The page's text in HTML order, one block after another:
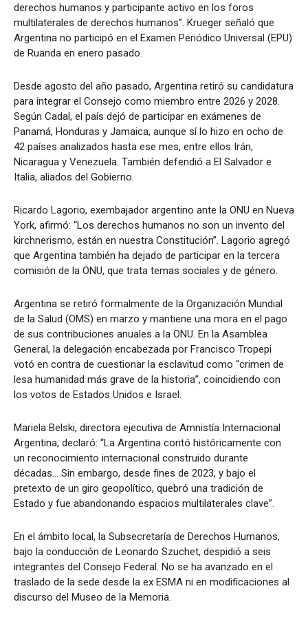
derechos humanos y participante activo en los foros
multilaterales de derechos humanos”. Krueger señaló que
Argentina no participó en el Examen Periódico Universal (EPU)
de Ruanda en enero pasado.
Desde agosto del año pasado, Argentina retiró su candidatura
para integrar el Consejo como miembro entre 2026 y 2028.
Según Cadal, el país dejó de participar en exámenes de
Panamá, Honduras y Jamaica, aunque sí lo hizo en ocho de
42 países analizados hasta ese mes, entre ellos Irán,
Nicaragua y Venezuela. También defendió a El Salvador e
Italia, aliados del Gobierno.
Ricardo Lagorio, exembajador argentino ante la ONU en Nueva
York, afirmó: “Los derechos humanos no son un invento del
kirchnerismo, están en nuestra Constitución”. Lagorio agregó
que Argentina también ha dejado de participar en la tercera
comisión de la ONU, que trata temas sociales y de género.
Argentina se retiró formalmente de la Organización Mundial
de la Salud (OMS) en marzo y mantiene una mora en el pago
de sus contribuciones anuales a la ONU. En la Asamblea
General, la delegación encabezada por Francisco Tropepi
votó en contra de cuestionar la esclavitud como “crimen de
lesa humanidad más grave de la historia”, coincidiendo con
los votos de Estados Unidos e Israel.
Mariela Belski, directora ejecutiva de Amnistía Internacional
Argentina, declaró: “La Argentina contó históricamente con
un reconocimiento internacional construido durante
décadas… Sin embargo, desde fines de 2023, y bajo el
pretexto de un giro geopolítico, quebró una tradición de
Estado y fue abandonando espacios multilaterales clave”.
En el ámbito local, la Subsecretaría de Derechos Humanos,
bajo la conducción de Leonardo Szuchet, despidió a seis
integrantes del Consejo Federal. No se ha avanzado en el
traslado de la sede desde la ex ESMA ni en modificaciones al
discurso del Museo de la Memoria.